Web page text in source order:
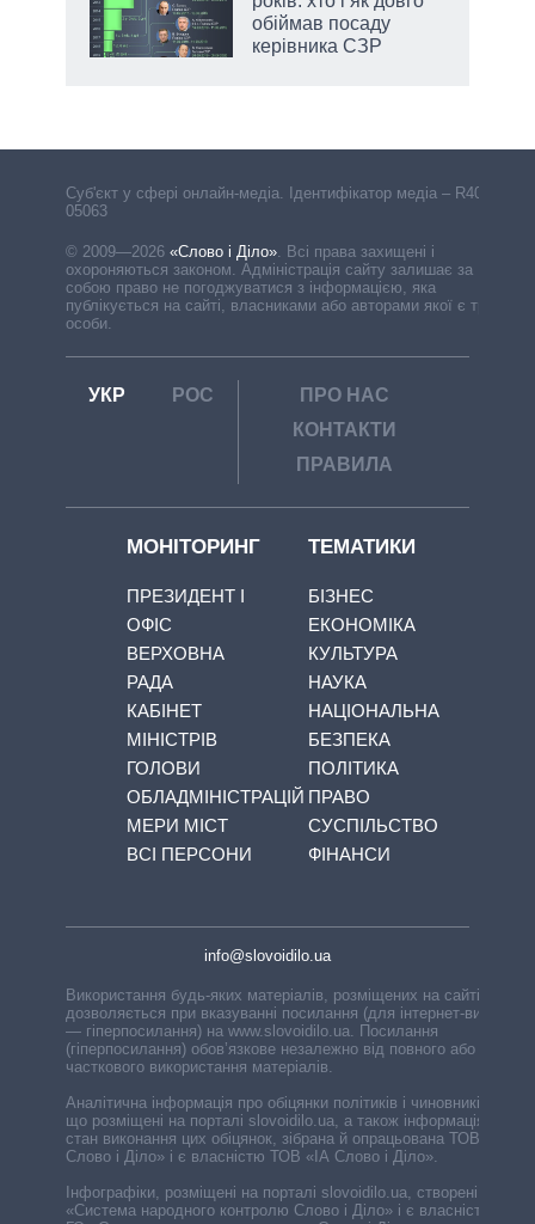
обіймав посаду
керівника СЗР
Cуб'єкт у сфері онлайн-медіа. Ідентифікатор медіа – R40-
05063
© 2009—2026 «Слово і Діло». Всі права захищені і
охороняються законом. Адміністрація сайту залишає за
собою право не погоджуватися з інформацією, яка
публікується на сайті, власниками або авторами якої є треті
особи.
УКР РОС
ПРО НАС
КОНТАКТИ
ПРАВИЛА
МОНІТОРИНГ
ПРЕЗИДЕНТ І
ОФІС
ВЕРХОВНА
РАДА
КАБІНЕТ
МІНІСТРІВ
ГОЛОВИ
ОБЛАДМІНІСТРАЦІЙ
МЕРИ МІСТ
ВСІ ПЕРСОНИ
ТЕМАТИКИ
БІЗНЕС
ЕКОНОМІКА
КУЛЬТУРА
НАУКА
НАЦІОНАЛЬНА
БЕЗПЕКА
ПОЛІТИКА
ПРАВО
СУСПІЛЬСТВО
ФІНАНСИ
info@slovoidilo.ua
Використання будь-яких матеріалів, розміщених на сайті,
дозволяється при вказуванні посилання (для інтернет-видань
— гіперпосилання) на www.slovoidilo.ua. Посилання
(гіперпосилання) обов’язкове незалежно від повного або
часткового використання матеріалів.
Аналітична інформація про обіцянки політиків і чиновників,
що розміщені на порталі slovoidilo.ua, а також інформація про
стан виконання цих обіцянок, зібрана й опрацьована ТОВ «ІА
Слово і Діло» і є власністю ТОВ «ІА Слово і Діло».
Інфографіки, розміщені на порталі slovoidilo.ua, створені ГО
«Система народного контролю Слово і Діло» і є власністю